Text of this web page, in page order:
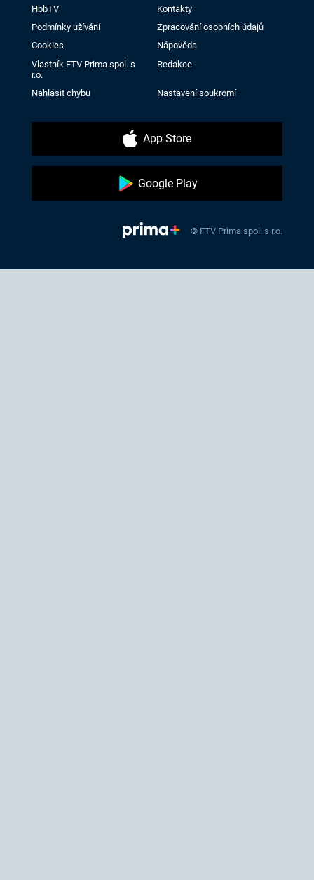
HbbTV
Kontakty
Podmínky užívání
Zpracování osobních údajů
Cookies
Nápověda
Vlastník FTV Prima spol. s
r.o.
Redakce
Nahlásit chybu Nastavení soukromí
App Store
Google Play
© FTV Prima spol. s r.o.